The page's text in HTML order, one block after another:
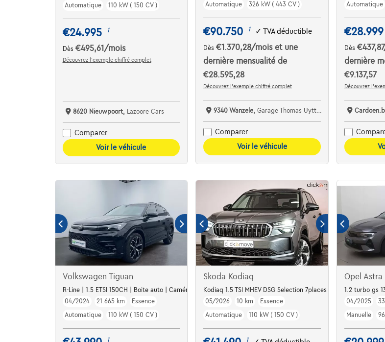
Automatique
110 kW ( 150 CV )
€24.995 1
Dès €495,61 /mois
Découvrez l’exemple chiffré complet
8620 Nieuwpoort, Lazoore Cars
Comparer
Voir le véhicule
Automatique
326 kW ( 443 CV )
€90.750 1 ✓TVA déductible
Dès€1.370,28/moiset une
dernière mensualité de
€28.595,28
Découvrez l’exemple chiffré complet
9340 Wanzele,Garage Thomas Uyttendaele
Comparer
Voir le véhicule
Automatique
€28.999
Dès €437,87
dernière
€9.137,57
Découvrez
Volkswagen Tiguan
R-Line | 1.5 ETSI 150CH | Boite auto | Caméra | Carplay | Attelage |
04/2024
21.665 km
Essence
Automatique
110 kW ( 150 CV )
1
Skoda Kodiaq
Kodiaq 1.5 TSI MHEV DSG Selection 7places Incl. Matrix LED -
05/2026
10 km
Essence
Automatique
110 kW ( 150 CV )
1
Opel Astra
1.2 turbo gs
04/2025
Manuelle